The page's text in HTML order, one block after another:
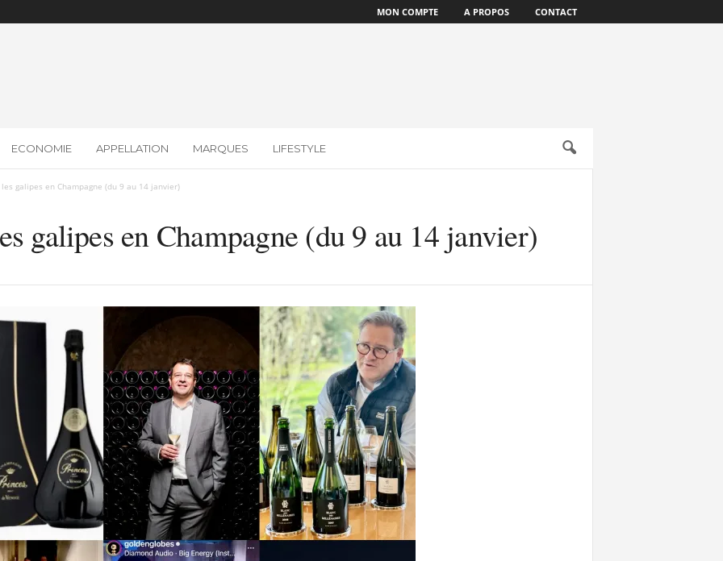
MON COMPTE A PROPOS CONTACT
ECONOMIE APPELLATION MARQUES LIFESTYLE
galipes en Champagne (du 9 au 14 janvier)
galipes en Champagne (du 9 au 14 janvier)